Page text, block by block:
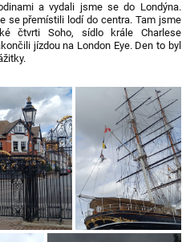
a vydali jsme se do Londýna.
se přemístili lodí do centra. Tam jsme
čtvrti Soho, sídlo krále Charlese
jízdou na London Eye. Den to byl